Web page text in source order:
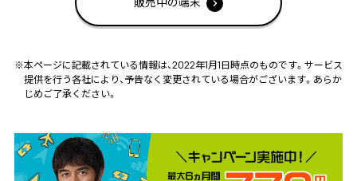
※本ページに記載されている情報は、2022年1月1日時点のものです。サービス
提供を行う各社により、予告なく変更されている場合がございます。あらか
じめご了承ください。